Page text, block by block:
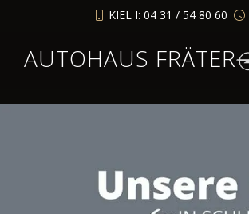
KIEL I: 04 31 / 54 80 60
AUTOHAUS FRÄTER